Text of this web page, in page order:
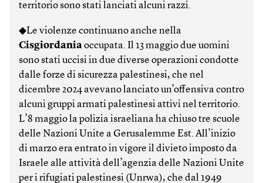
territorio sono stati lanciati alcuni razzi.
◆Le violenze continuano anche nella
Cisgiordaniaoccupata. Il 13 maggio due uomini
sono stati uccisi in due diverse operazioni condotte
dalle forze di sicurezza palestinesi, che nel
dicembre 2024 avevano lanciato un’offensiva contro
alcuni gruppi armati palestinesi attivi nel territorio.
L’8 maggio la polizia israeliana ha chiuso tre scuole
delle Nazioni Unite a Gerusalemme Est. All’inizio
di marzo era entrato in vigore il divieto imposto da
Israele alle attività dell’agenzia delle Nazioni Unite
per i rifugiati palestinesi (Unrwa), che dal 1949